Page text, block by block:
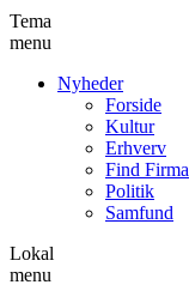
Tema
menu
Nyheder
Forside
Kultur
Erhverv
Find Firma
Politik
Samfund
Lokal
menu